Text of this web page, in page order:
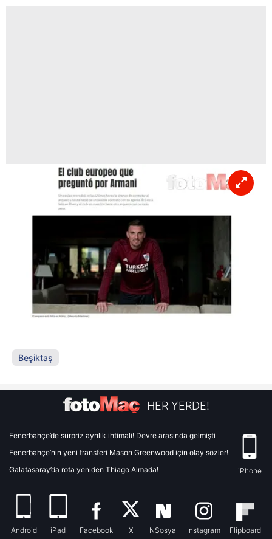
Beşiktaş
HER YERDE!
Fenerbahçe’de sürpriz ayrılık ihtimali! Devre arasında gelmişti
Fenerbahçe’nin yeni transferi Mason Greenwood için olay sözler!
Galatasaray’da rota yeniden Thiago Almada!
iPhone
Android iPad Facebook X NSosyal Instagram Flipboard